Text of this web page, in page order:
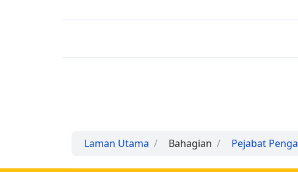
Laman Utama Bahagian Pejabat